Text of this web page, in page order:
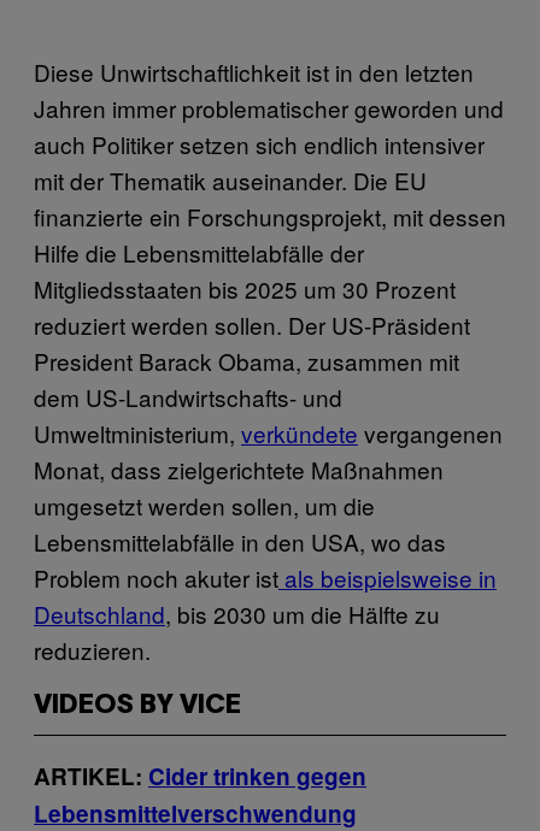
Diese Unwirtschaftlichkeit ist in den letzten
Jahren immer problematischer geworden und
auch Politiker setzen sich endlich intensiver
mit der Thematik auseinander. Die EU
finanzierte ein Forschungsprojekt, mit dessen
Hilfe die Lebensmittelabfälle der
Mitgliedsstaaten bis 2025 um 30 Prozent
reduziert werden sollen. Der US-Präsident
President Barack Obama, zusammen mit
dem US-Landwirtschafts- und
Umweltministerium, verkündete vergangenen
Monat, dass zielgerichtete Maßnahmen
umgesetzt werden sollen, um die
Lebensmittelabfälle in den USA, wo das
Problem noch akuter ist als beispielsweise in
Deutschland, bis 2030 um die Hälfte zu
reduzieren.
VIDEOS BY VICE
ARTIKEL: Cider trinken gegen
Lebensmittelverschwendung